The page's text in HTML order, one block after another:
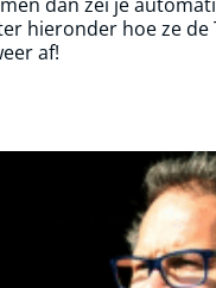
hieronder hoe ze
af!